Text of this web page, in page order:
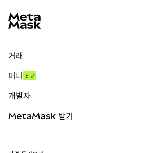
거래
무기한 선물
실물자산
머니 신규
개발자
MetaMask 받기